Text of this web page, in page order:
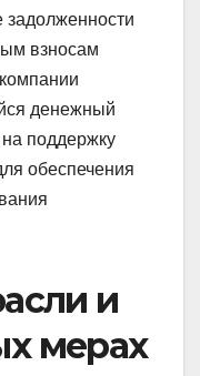
задолженности
взносам
денежный
на поддержку
обеспечения
и
мерах